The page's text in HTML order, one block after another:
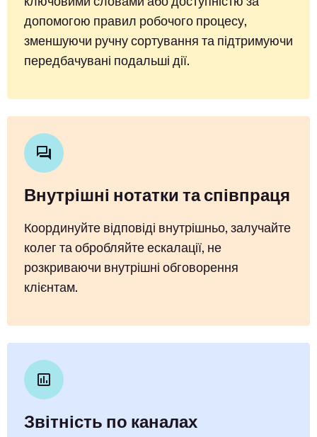
допомогою правил робочого процесу,
зменшуючи ручну сортування та підтримуючи
передбачувані подальші дії.
Внутрішні нотатки та співпраця
Координуйте відповіді внутрішньо, залучайте
колег та обробляйте ескалації, не
розкриваючи внутрішні обговорення
клієнтам.
Звітність по каналах